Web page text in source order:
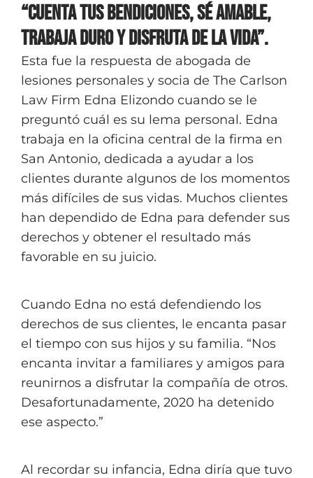
“Cuenta tus bendiciones, sé amable,
trabaja duro y disfruta de la vida”.
Esta fue la respuesta de abogada de
lesiones personales y socia de The Carlson
Law Firm Edna Elizondo cuando se le
preguntó cuál es su lema personal. Edna
trabaja en la oficina central de la firma en
San Antonio, dedicada a ayudar a los
clientes durante algunos de los momentos
más difíciles de sus vidas. Muchos clientes
han dependido de Edna para defender sus
derechos y obtener el resultado más
favorable en su juicio.
Cuando Edna no está defendiendo los
derechos de sus clientes, le encanta pasar
el tiempo con sus hijos y su familia. “Nos
encanta invitar a familiares y amigos para
reunirnos a disfrutar la compañía de otros.
Desafortunadamente, 2020 ha detenido
ese aspecto.”
Al recordar su infancia, Edna diría que tuvo